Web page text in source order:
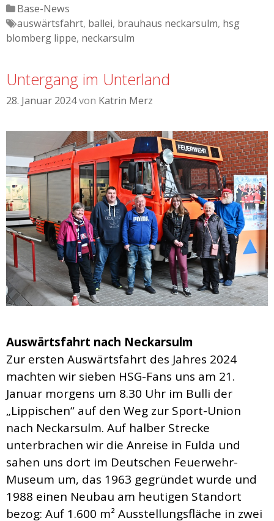
Katgeorien
Base-News
Tags
auswärtsfahrt, ballei, brauhaus neckarsulm, hsg
blomberg lippe, neckarsulm
Untergang im Unterland
28. Januar 2024von Katrin Merz
Auswärtsfahrt nach Neckarsulm
Zur ersten Auswärtsfahrt des Jahres 2024
machten wir sieben HSG-Fans uns am 21.
Januar morgens um 8.30 Uhr im Bulli der
„Lippischen“ auf den Weg zur Sport-Union
nach Neckarsulm. Auf halber Strecke
unterbrachen wir die Anreise in Fulda und
sahen uns dort im Deutschen Feuerwehr-
Museum um, das 1963 gegründet wurde und
1988 einen Neubau am heutigen Standort
bezog: Auf 1.600 m² Ausstellungsfläche in zwei